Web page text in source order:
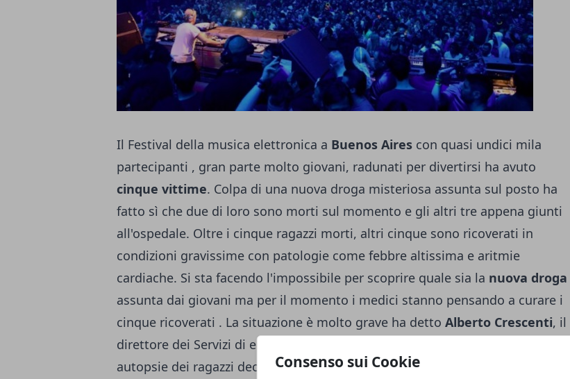
Consenso sui Cookie
Il Festival della musica elettronica a Buenos Aires con quasi undici mila
partecipanti , gran parte molto giovani, radunati per divertirsi ha avuto
cinque vittime. Colpa di una nuova droga misteriosa assunta sul posto ha
fatto sì che due di loro sono morti sul momento e gli altri tre appena giunti
all'ospedale. Oltre i cinque ragazzi morti, altri cinque sono ricoverati in
condizioni gravissime con patologie come febbre altissima e aritmie
cardiache. Si sta facendo l'impossibile per scoprire quale sia la nuova droga
assunta dai giovani ma per il momento i medici stanno pensando a curare i
cinque ricoverati . La situazione è molto grave ha detto Alberto Crescenti, il
direttore dei Servizi di emergenza Same. Ora si attendono i risultati delle
autopsie dei ragazzi deceduti per capire di quale sostanza stupefacente si